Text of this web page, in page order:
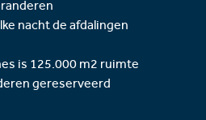
nacht de afdalingen
is 125.000 m2 ruimte
gereserveerd